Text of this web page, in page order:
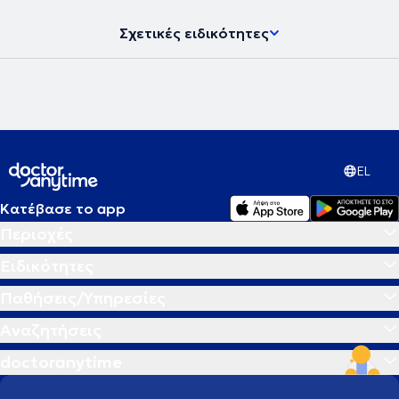
Σχετικές ειδικότητες
EL
Κατέβασε το app